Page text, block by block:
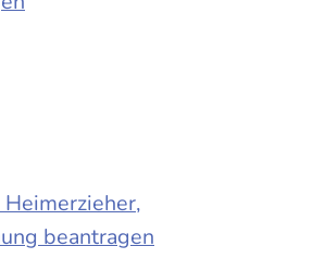
beantragen